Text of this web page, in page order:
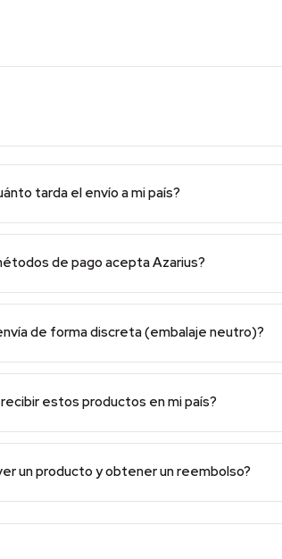
tarda el envío a mi país?
de pago acepta Azarius?
de forma discreta (embalaje neutro)?
estos productos en mi país?
un producto y obtener un reembolso?